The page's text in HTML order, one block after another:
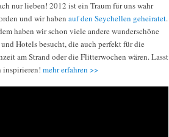
nur lieben! 2012 ist ein Traum für uns wahr
und wir haben auf den Seychellen geheiratet.
haben wir schon viele andere wunderschöne
Hotels besucht, die auch perfekt für die
am Strand oder die Flitterwochen wären. Lasst
inspirieren! mehr erfahren >>